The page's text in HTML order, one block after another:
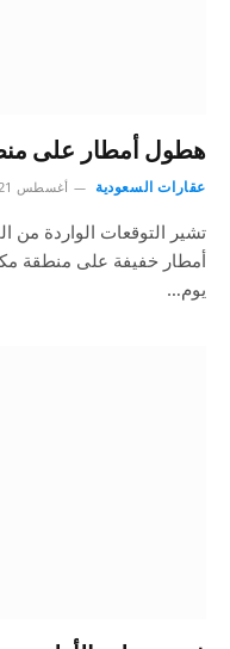
هطول أمطار على
عقارات السعودية أغسطس 21, 2024
تشير التوقعات الواردة من
أمطار خفيفة على منطقة
يوم…